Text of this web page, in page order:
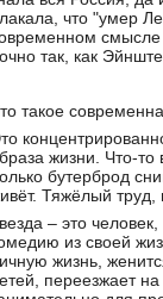
что "умер
смысле
так, как
такое
жизни. Что-то
бутерброд
Тяжёлый
– это
из своей
жизнь,
переезжает